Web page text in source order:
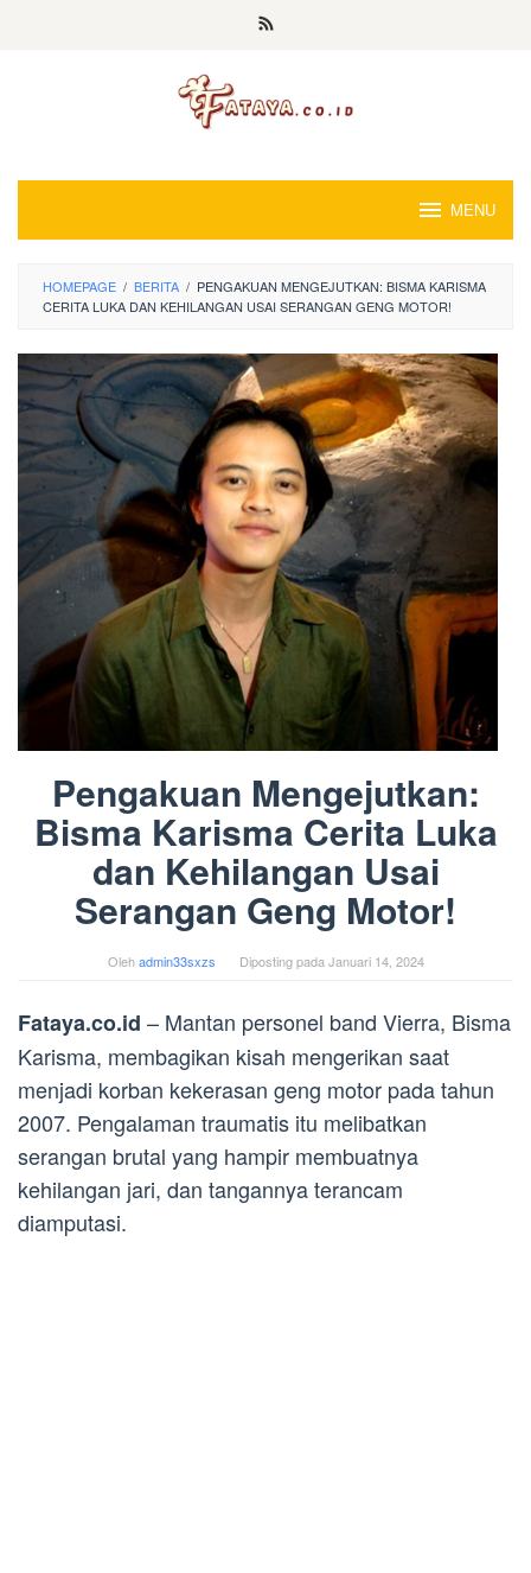
MENU
HOMEPAGE / BERITA / PENGAKUAN MENGEJUTKAN: BISMA KARISMA
CERITA LUKA DAN KEHILANGAN USAI SERANGAN GENG MOTOR!
Pengakuan Mengejutkan:
Bisma Karisma Cerita Luka
dan Kehilangan Usai
Serangan Geng Motor!
Olehadmin33sxzs Diposting pada Januari 14, 2024
Fataya.co.id – Mantan personel band Vierra, Bisma
Karisma, membagikan kisah mengerikan saat
menjadi korban kekerasan geng motor pada tahun
2007. Pengalaman traumatis itu melibatkan
serangan brutal yang hampir membuatnya
kehilangan jari, dan tangannya terancam
diamputasi.